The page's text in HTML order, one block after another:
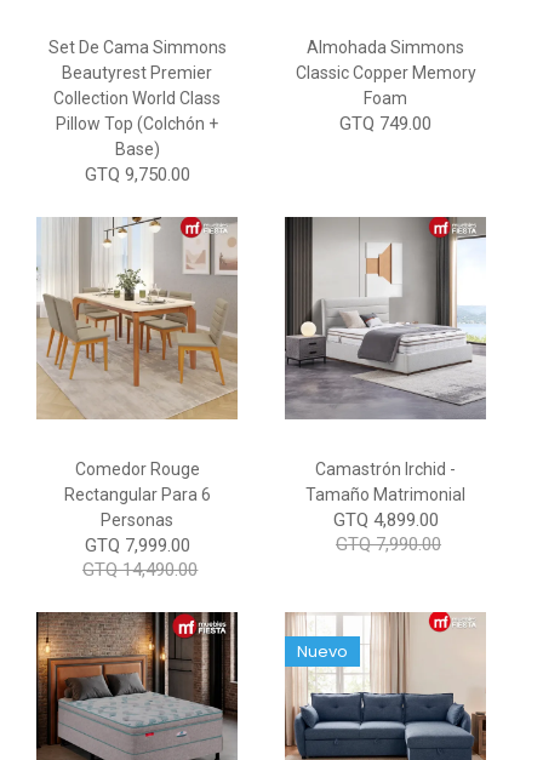
Set De Cama Simmons
Beautyrest Premier
Collection World Class
Pillow Top (Colchón +
Base)
GTQ 9,750.00
Almohada Simmons
Classic Copper Memory
Foam
GTQ 749.00
Comedor Rouge
Rectangular Para 6
Personas
GTQ 7,999.00
GTQ 14,490.00
Camastrón Irchid -
Tamaño Matrimonial
GTQ 4,899.00
GTQ 7,990.00
Nuevo